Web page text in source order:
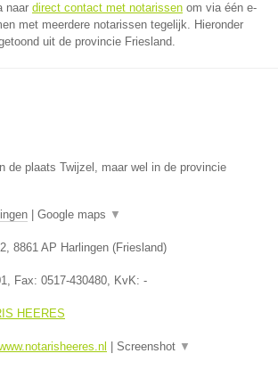
naar direct contact met notarissen om via één e-
met meerdere notarissen tegelijk. Hieronder
uit de provincie Friesland.
de plaats Twijzel, maar wel in de provincie
Google maps ▼
, 8861 AP Harlingen (Friesland)
, Fax: 0517-430480, KvK: -
HEERES
Screenshot ▼